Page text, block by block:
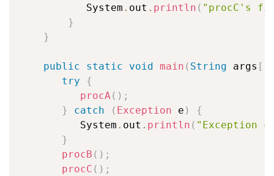
           System
. out . println ( "procC's
}
}
public static void main ( String args [
try
{
procA( ) ;
}
catch ( Exception e )
{
          System
. out . println ( "Exception
}
procB ( ) ;
procC ( ) ;